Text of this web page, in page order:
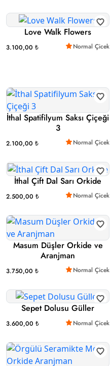
Love Walk Flowers
3.100,00 ₺ Normal Çicek
İthal Spatifilyum Saksı Çiçeği
3
2.100,00 ₺ Normal Çicek
İthal Çift Dal Sarı Orkide
2.500,00 ₺ Normal Çicek
Masum Düşler Orkide ve
Aranjman
3.750,00 ₺ Normal Çicek
Sepet Dolusu Güller
3.600,00 ₺ Normal Çicek